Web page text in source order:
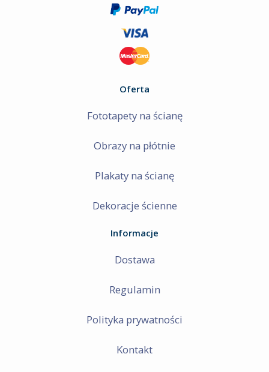
Oferta
Fototapety na ścianę
Obrazy na płótnie
Plakaty na ścianę
Dekoracje ścienne
Informacje
Dostawa
Regulamin
Polityka prywatności
Kontakt